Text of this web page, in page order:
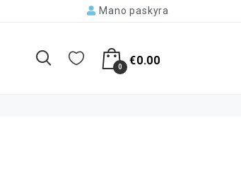
Mano paskyra
0 €0.00